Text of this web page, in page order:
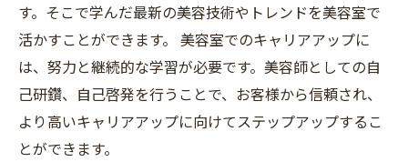
す。そこで学んだ最新の美容技術やトレンドを美容室で
活かすことができます。 美容室でのキャリアアップに
は、努力と継続的な学習が必要です。美容師としての自
己研鑽、自己啓発を行うことで、お客様から信頼され、
より高いキャリアアップに向けてステップアップするこ
とができます。